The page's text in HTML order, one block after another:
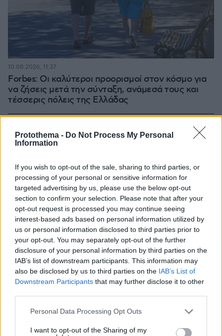
Protothema - Do Not Process My Personal
Information
If you wish to opt-out of the sale, sharing to third parties, or
processing of your personal or sensitive information for
targeted advertising by us, please use the below opt-out
section to confirm your selection. Please note that after your
opt-out request is processed you may continue seeing
interest-based ads based on personal information utilized by
us or personal information disclosed to third parties prior to
your opt-out. You may separately opt-out of the further
disclosure of your personal information by third parties on the
IAB’s list of downstream participants. This information may
also be disclosed by us to third parties on the IAB’s List of
Downstream Participants that may further disclose it to other
Please note that this website/app uses one or more Google
not limited to your visit or usage behaviour. You may click to
Personal Data Processing Opt Outs
I want to opt-out of the Sharing of my
Forbes: Οι καλύτεροι προορισμοί στον κόσμο για
να ζήσεις μετά την σύνταξη, ανάμεσά τους και
τέσσερις πόλεις της Ελλάδας
10.08.2026, 11:37